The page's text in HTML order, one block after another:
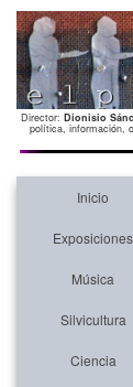
Director: Dionisio
política, información,
Inicio
Exposiciones
Música
Silvicultura
Ciencia